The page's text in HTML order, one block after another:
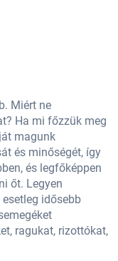
Miért ne
Ha mi főzzük meg
magunk
és minőségét, így
és legfőképpen
őt. Legyen
idősebb
ragukat, rizottókat,